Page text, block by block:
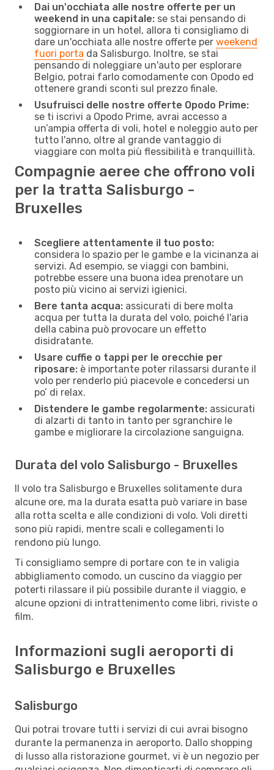
Dai un'occhiata alle nostre offerte per un
weekend in una capitale: se stai pensando di
soggiornare in un hotel, allora ti consigliamo di
dare un'occhiata alle nostre offerte per weekend
fuori porta da Salisburgo. Inoltre, se stai
pensando di noleggiare un'auto per esplorare
Belgio, potrai farlo comodamente con Opodo ed
ottenere grandi sconti sul prezzo finale.
Usufruisci delle nostre offerte Opodo Prime:
se ti iscrivi a Opodo Prime, avrai accesso a
un’ampia offerta di voli, hotel e noleggio auto per
tutto l'anno, oltre al grande vantaggio di
viaggiare con molta più flessibilità e tranquillità.
Compagnie aeree che offrono voli
per la tratta Salisburgo -
Bruxelles
Scegliere attentamente il tuo posto:
considera lo spazio per le gambe e la vicinanza ai
servizi. Ad esempio, se viaggi con bambini,
potrebbe essere una buona idea prenotare un
posto più vicino ai servizi igienici.
Bere tanta acqua: assicurati di bere molta
acqua per tutta la durata del volo, poiché l'aria
della cabina può provocare un effetto
disidratante.
Usare cuffie o tappi per le orecchie per
riposare: è importante poter rilassarsi durante il
volo per renderlo piú piacevole e concedersi un
po’ di relax.
Distendere le gambe regolarmente: assicurati
di alzarti di tanto in tanto per sgranchire le
gambe e migliorare la circolazione sanguigna.
Durata del volo Salisburgo - Bruxelles
Il volo tra Salisburgo e Bruxelles solitamente dura
alcune ore, ma la durata esatta può variare in base
alla rotta scelta e alle condizioni di volo. Voli diretti
sono più rapidi, mentre scali e collegamenti lo
rendono più lungo.
Ti consigliamo sempre di portare con te in valigia
abbigliamento comodo, un cuscino da viaggio per
poterti rilassare il più possibile durante il viaggio, e
alcune opzioni di intrattenimento come libri, riviste o
film.
Informazioni sugli aeroporti di
Salisburgo e Bruxelles
Salisburgo
Qui potrai trovare tutti i servizi di cui avrai bisogno
durante la permanenza in aeroporto. Dallo shopping
di lusso alla ristorazione gourmet, vi è un negozio per